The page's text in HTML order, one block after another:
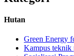
Hutan
Green Energy
Kampus teknik